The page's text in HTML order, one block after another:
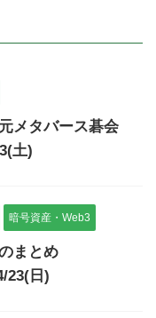
メタバース碁会
土)
暗号資産・Web3
まとめ
23(日)